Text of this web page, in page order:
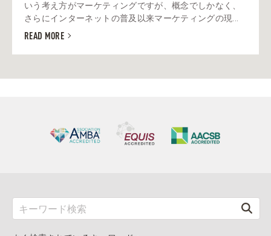
いう考え方がマーケティングですが、概念でしかなく、
さらにインターネットの普及以来マーケティングの現...
READ MORE